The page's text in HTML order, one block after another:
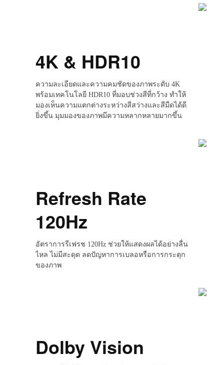
4K & HDR10
ความละเอียดและความคมชัดของภาพระดับ 4K
พร้อมเทคโนโลยี HDR10 ที่มอบช่วงสีที่กว้าง ทำให้
มองเห็นความแตกต่างระหว่างสีสว่างและสีมืดได้ดี
ยิ่งขึ้น มุมมองของภาพมีความหลากหลายมากขึ้น
Refresh Rate
120Hz
อัตราการรีเฟรช 120Hz ช่วยให้แสดงผลได้อย่างลื่น
ไหล ไม่มีสะดุด ลดปัญหาการเบลอหรือการกระตุก
ของภาพ
Dolby Vision